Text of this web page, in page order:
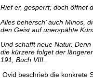
Rief er, gesperrt; doch öffnet
Alles behersch’ auch Minos,
den Geist auf unerspähte
Und schafft neue Natur.
die kürzere folget der
191, Buch VIII.
Ovid beschrieb die konkrete